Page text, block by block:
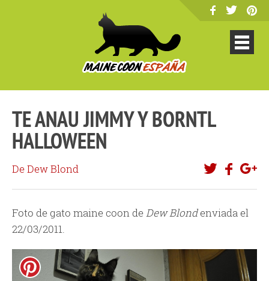
TE ANAU JIMMY Y BORNTL
HALLOWEEN
De Dew Blond
Foto de gato maine coon deDew Blondenviada el
22/03/2011.